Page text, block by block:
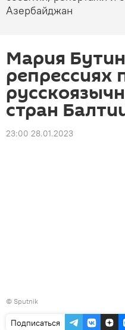
Азербайджан
Мария
репрессиях
стран
23:00 28.01.2023
© Sputnik
Подписаться